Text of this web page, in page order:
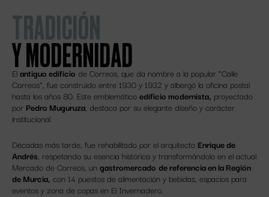
TRADICIÓN
Y MODERNIDAD
Elantiguo edificio de Correos, que da nombre a la popular “Calle
Correos”, fue construido entre 1930 y 1932 y albergó la oficina postal
hasta los años 80. Este emblemáticoedificio modernista, proyectado
por Pedro Muguruza, destaca por su elegante diseño y carácter
institucional.
Décadas más tarde, fue rehabilitado por el arquitecto Enrique de
Andrés, respetando su esencia histórica y transformándolo en el actual
Mercado de Correos, un gastromercado de referencia en la Región
de Murcia, con 14 puestos de alimentación y bebidas, espacios para
eventos y zona de copas en El Invernadero.